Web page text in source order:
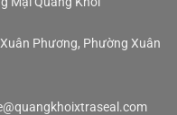
Phương, Phường Xuân